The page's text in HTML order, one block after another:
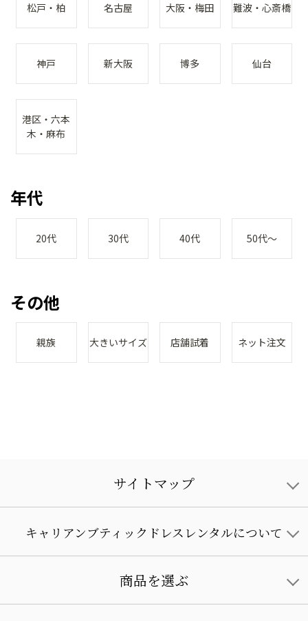
松戸・柏 名古屋 大阪・梅田 難波・心斎橋
神戸 新大阪 博多 仙台
港区・六本
木・麻布
年代
20代 30代 40代 50代～
その他
親族 大きいサイズ 店舗試着 ネット注文
サイトマップ
キャリアンブティックドレスレンタルについて
商品を選ぶ